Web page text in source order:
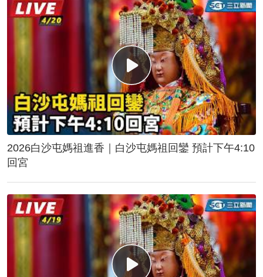
2026白沙屯媽祖進香｜白沙屯媽祖回鑾 預計下午4:10
回宮